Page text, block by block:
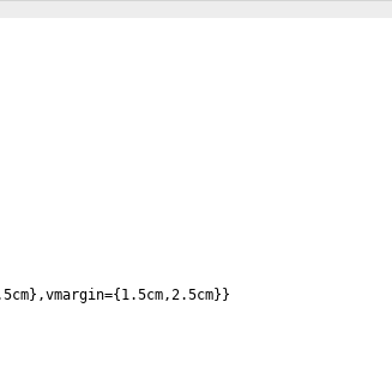
} ,vmargin={ 1.5cm,2.5cm}}